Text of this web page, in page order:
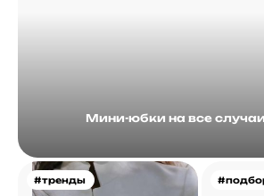
Мини-юбки на все
#тренды